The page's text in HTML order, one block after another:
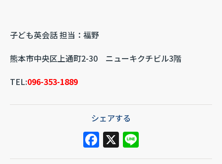
子ども英会話 担当：福野
熊本市中央区上通町2-30 ニューキクチビル3階
TEL:096-353-1889
シェアする
F
a
X
n